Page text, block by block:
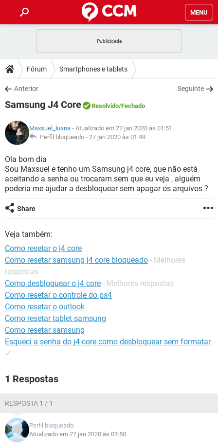
MENU
CELULAR FACEBOOK
OUTLOOK
INSTAGRAM GMAIL
GUIA DE COMPRAS
DICAS
JOGOS WHATSAPP
INSTAGRAM GMAIL
GUIA DE COMPRAS
DOWNLOADS
JOGOS WHATSAPP
CELULAR
OUTLOOK EXCEL
INSTAGRAM
GUIA DE COMPRAS
JOGOS WHATSAPP
CELULAR
OUTLOOK
INSTAGRAM GMAIL
GLOSSÁRIO
JOGOS
CELULAR FACEBOOK
OUTLOOK EXCEL
INSTAGRAM
Fórum Smartphones e tablets
Anterior Seguinte
Samsung J4 Core Resolvido/Fechado
Maxsuel_luana - Atualizado em 27 jan 2020 às 01:51
Perfil bloqueado - 27 jan 2020 às 01:49
Ola bom dia
Sou Maxsuel e tenho um Samsung j4 core, que não está
aceitando a senha ou trocaram sem que eu veja , alguém
poderia me ajudar a desbloquear sem apagar os arquivos ?
Share
Veja também:
Como resetar o j4 core
Como resetar samsung j4 core bloqueado - Melhores
respostas
Como desbloquear o j4 core - Melhores respostas
Como resetar o controle do ps4
Como resetar o outlook
Como resetar tablet samsung
Como resetar samsung
Esqueci a senha do j4 core como desbloquear sem formatar
✓
1 Respostas
RESPOSTA 1 / 1
Perfil bloqueado
Atualizado em 27 jan 2020 às 01:50